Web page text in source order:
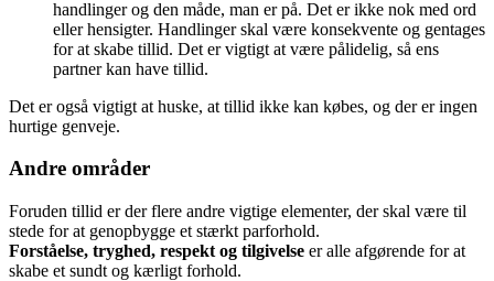
handlinger og den måde, man er på. Det er ikke nok med ord
eller hensigter. Handlinger skal være konsekvente og gentages
for at skabe tillid. Det er vigtigt at være pålidelig, så ens
partner kan have tillid.
Det er også vigtigt at huske, at tillid ikke kan købes, og der er ingen
hurtige genveje.
Andre områder
Foruden tillid er der flere andre vigtige elementer, der skal være til
stede for at genopbygge et stærkt parforhold.
Forståelse, tryghed, respekt og tilgivelse er alle afgørende for at
skabe et sundt og kærligt forhold.